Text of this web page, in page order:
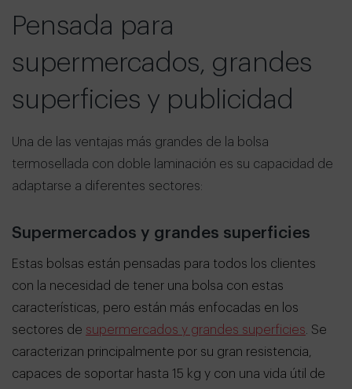
Pensada para
supermercados, grandes
superficies y publicidad
Una de las ventajas más grandes de la bolsa
termosellada con doble laminación es su capacidad de
adaptarse a diferentes sectores:
Supermercados y grandes superficies
Estas bolsas están pensadas para todos los clientes
con la necesidad de tener una bolsa con estas
características, pero están más enfocadas en los
sectores de supermercados y grandes superficies. Se
caracterizan principalmente por su gran resistencia,
capaces de soportar hasta 15 kg y con una vida útil de